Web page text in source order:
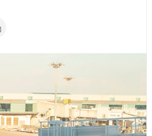
に更新しました。 政府が支援する「Go To キャ
ンペーン」の話もだいぶ具体的に出てきました
も多いと思います。 旅行に行くにあたって、飛
行機の中に持ち込む荷物の重量と大きさを知っ
ておくことは大切です。 もし機内持ち込みでき
るサイズをオーバーしてしまうと、預け荷物と
して預けることになり、高額な追加料金が発生
してしまいます。 近年特に、重量チェックの厳
つづきを読む